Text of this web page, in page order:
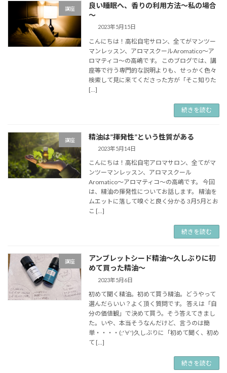
講座
良い睡眠へ、香りの利用方法～私の場合
～
2023年5月15日
こんにちは！高松自宅サロン、全てがマンツー
マンレッスン、アロマスクールAromatico～ア
ロマティコ～の高嶋です。 このブログでは、講
座等で行う専門的な説明よりも、せっかく色々
検索して見に来てくださった方が「そこ知りた
[…]
続きを読む
講座 精油は”揮発性”という性質がある
2023年5月14日
こんにちは！高松自宅アロマサロン、全てがマ
ンツーマンレッスン、アロマスクール
Aromatico～アロマティコ～の高嶋です。 今回
は、精油の揮発性についてお話します。 精油を
ムエットに落して嗅ぐと良く分かる 3月5月とお
こ […]
続きを読む
講座
アンブレットシード精油～久しぶりに初
めて買った精油～
2023年5月6日
初めて聞く精油。初めて買う精油。どうやって
選んだらいい？よく頂く質問です。 答えは「自
分の価値観」で決めて買う。そう答えてきまし
た。いや、本当そうなんだけど、言うのは簡
単・・・・(;'∀')久しぶりに「初めて聞く、初め
て […]
続きを読む